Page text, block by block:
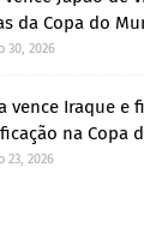
da Copa do
30, 2026
vence Iraque e
na Copa
23, 2026